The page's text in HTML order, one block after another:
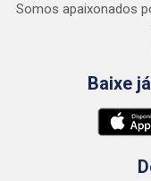
Somos apaixonados
Baixe